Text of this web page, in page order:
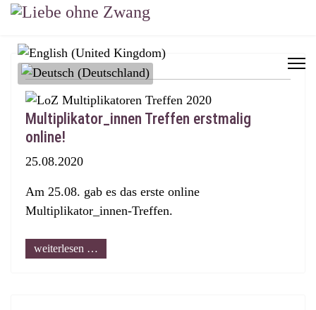
Sprache auswählen
Multiplikator_innen Treffen erstmalig
online!
25.08.2020
Am 25.08. gab es das erste online
Multiplikator_innen-Treffen.
weiterlesen …